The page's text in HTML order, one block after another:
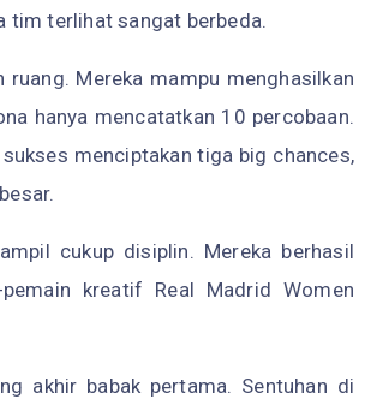
tim terlihat sangat berbeda.
Mereka mampu menghasilkan
hanya mencatatkan 10 percobaan.
menciptakan tiga big chances,
cukup disiplin. Mereka berhasil
kreatif Real Madrid Women
akhir babak pertama. Sentuhan di